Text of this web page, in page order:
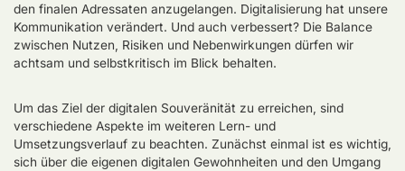
den finalen Adressaten anzugelangen. Digitalisierung hat unsere
Kommunikation verändert. Und auch verbessert? Die Balance
zwischen Nutzen, Risiken und Nebenwirkungen dürfen wir
achtsam und selbstkritisch im Blick behalten.
Um das Ziel der digitalen Souveränität zu erreichen, sind
verschiedene Aspekte im weiteren Lern- und
Umsetzungsverlauf zu beachten. Zunächst einmal ist es wichtig,
sich über die eigenen digitalen Gewohnheiten und den Umgang